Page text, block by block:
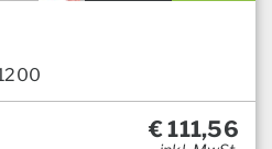
€111,56